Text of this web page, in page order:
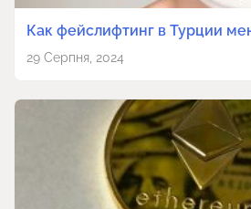
Как фейслифтинг в Турции
29 Серпня, 2024